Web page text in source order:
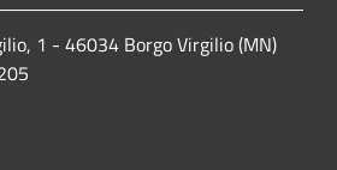
1 - 46034 Borgo Virgilio (MN)